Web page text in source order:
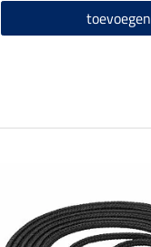
toevoegen